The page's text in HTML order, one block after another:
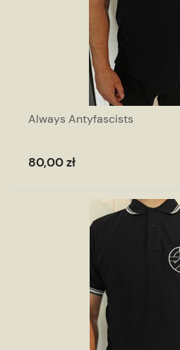
Always Antyfascists
80,00 zł